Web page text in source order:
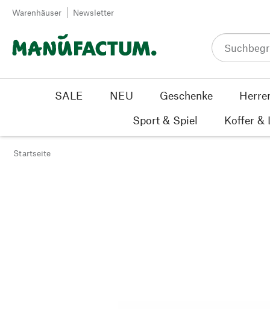
Zum Inhalt springen
Warenhäuser Newsletter
SALE NEU Geschenke
Sport & Spiel
Koffer &
Startseite